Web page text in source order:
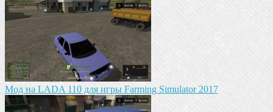
Мод на LADA 110 для игры Farming Simulator 2017